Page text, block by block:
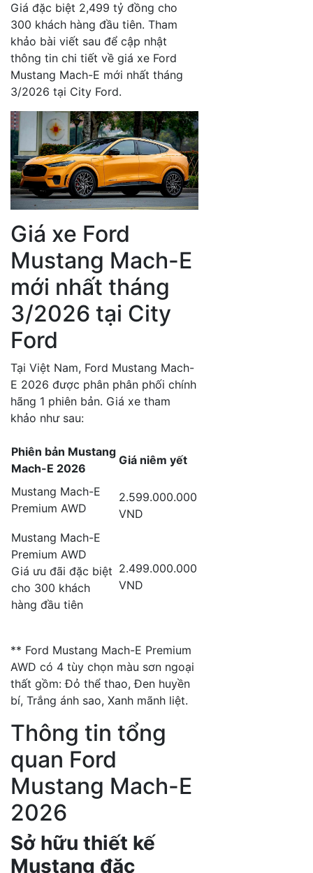
Giá đặc biệt 2,499 tỷ đồng cho
300 khách hàng đầu tiên. Tham
khảo bài viết sau để cập nhật
thông tin chi tiết về giá xe Ford
Mustang Mach-E mới nhất tháng
3/2026 tại City Ford.
Giá xe Ford
Mustang Mach-E
mới nhất tháng
3/2026 tại City
Ford
Tại Việt Nam, Ford Mustang Mach-
E 2026 được phân phân phối chính
hãng 1 phiên bản. Giá xe tham
khảo như sau:
Phiên bản Mustang
Mach-E 2026
Giá niêm yết
Mustang Mach-E
Premium AWD
2.599.000.000
VND
Mustang Mach-E
Premium AWD
Giá ưu đãi đặc biệt
cho 300 khách
hàng đầu tiên
2.499.000.000
VND
** Ford Mustang Mach-E Premium
AWD có 4 tùy chọn màu sơn ngoại
thất gồm: Đỏ thể thao, Đen huyền
bí, Trắng ánh sao, Xanh mãnh liệt.
Thông tin tổng
quan Ford
Mustang Mach-E
2026
Sở hữu thiết kế
Mustang đặc